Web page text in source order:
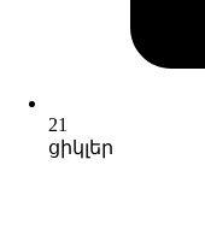
21
ցիկլեր